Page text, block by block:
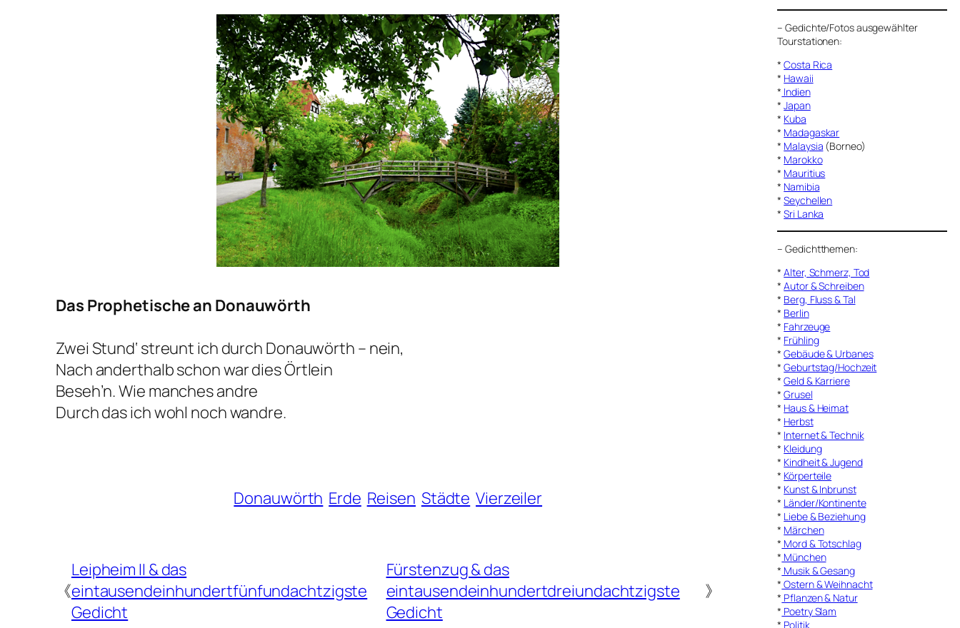
Das Prophetische an Donauwörth
Zwei Stund‘ streunt ich durch Donauwörth – nein,
Nach anderthalb schon war dies Örtlein
Beseh’n. Wie manches andre
Durch das ich wohl noch wandre.
Donauwörth Erde Reisen Städte Vierzeiler
《
Leipheim II & das
eintausendeinhundertfünfundachtzigste
Gedicht
Fürstenzug & das
eintausendeinhundertdreiundachtzigste
Gedicht
》
–Gedichte/Fotos ausgewählter
Tourstationen:
*Costa Rica
* Hawaii
* Indien
*Japan
* Kuba
* Madagaskar
* Malaysia (Borneo)
* Marokko
* Mauritius
* Namibia
*Seychellen
*Sri Lanka
–Gedichtthemen:
*Alter, Schmerz, Tod
*Autor & Schreiben
* Berg, Fluss & Tal
* Berlin
* Fahrzeuge
* Frühling
*Gebäude & Urbanes
*Geburtstag/Hochzeit
*Geld & Karriere
*Grusel
* Haus & Heimat
* Herbst
* Internet & Technik
* Kleidung
* Kindheit & Jugend
* Körperteile
* Kunst & Inbrunst
* Länder/Kontinente
* Liebe & Beziehung
* Märchen
* Mord & Totschlag
* München
* Musik & Gesang
* Ostern & Weihnacht
* Pflanzen & Natur
* Poetry Slam
* Politik